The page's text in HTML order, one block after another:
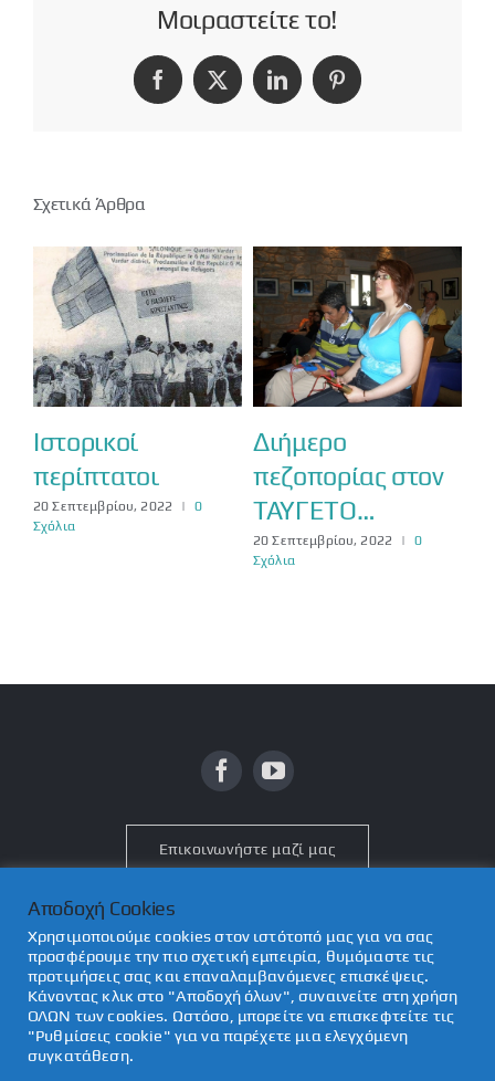
Μοιραστείτε το!
Facebook
X LinkedInPinterest
Σχετικά Άρθρα
Ιστορικοί
περίπτατοι
20 Σεπτεμβρίου, 2022 |
0
Σχόλια
Διήμερο
πεζοπορίας στον
ΤΑΥΓΕΤΟ…
20 Σεπτεμβρίου, 2022 |
0
Σχόλια
Επικοινωνήστε μαζί μας
© Copyright 2012 - 2026 | tsipiras.grΚώστας Στεφ. Τσίπηρας &
Συνεργάτες| All Rights Reserved | Powered by Ιωάννης Χ. Φελλάς &
Mec Design
Αποδοχή Cookies
Χρησιμοποιούμε cookies στον ιστότοπό μας για να σας
προσφέρουμε την πιο σχετική εμπειρία, θυμόμαστε τις
προτιμήσεις σας και επαναλαμβανόμενες επισκέψεις.
Κάνοντας κλικ στο "Αποδοχή όλων", συναινείτε στη χρήση
ΟΛΩΝ των cookies. Ωστόσο, μπορείτε να επισκεφτείτε τις
"Ρυθμίσεις cookie" για να παρέχετε μια ελεγχόμενη
συγκατάθεση.